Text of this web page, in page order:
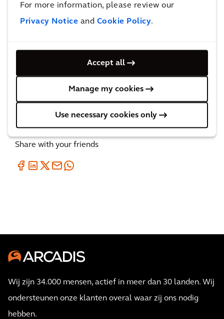
For more information, please review our
Privacy Notice and Cookie Policy.
Accept all
Manage my cookies
Use necessary cookies only
Share with your friends
Wij zijn 34.000 mensen, actief in meer dan 30 landen. Wij
ondersteunen onze klanten overal waar zij ons nodig
hebben.